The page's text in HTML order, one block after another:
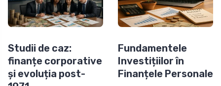
Studii de caz:
finanțe corporative
și evoluția post-
Fundamentele
Investițiilor în
Finanțele Personale